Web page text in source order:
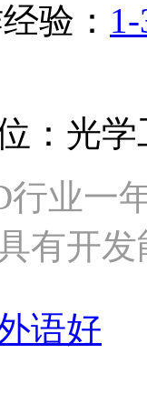
验：
：光学
业一
有开
语好